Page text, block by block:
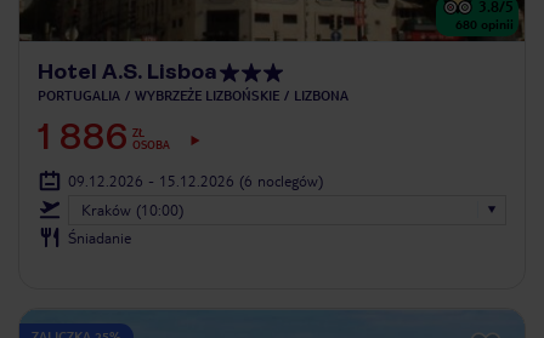
3.8/5
680 opinii
Hotel A.S. Lisboa
PORTUGALIA WYBRZEŻE LIZBOŃSKIE LIZBONA
1 886 ZŁ
OSOBA
09.12.2026 - 15.12.2026 (6 noclegów)
Kraków (10:00)
Śniadanie